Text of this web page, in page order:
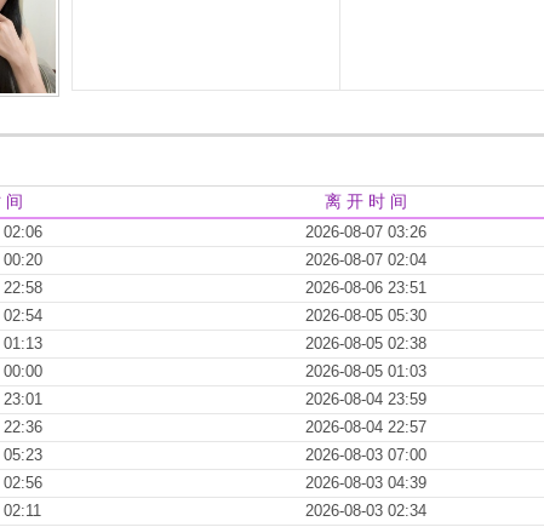
间 离 开 时 间
02:06 2026-08-07 03:26
00:20 2026-08-07 02:04
22:58 2026-08-06 23:51
02:54 2026-08-05 05:30
01:13 2026-08-05 02:38
00:00 2026-08-05 01:03
23:01 2026-08-04 23:59
22:36 2026-08-04 22:57
05:23 2026-08-03 07:00
02:56 2026-08-03 04:39
2026-08-03 02:34